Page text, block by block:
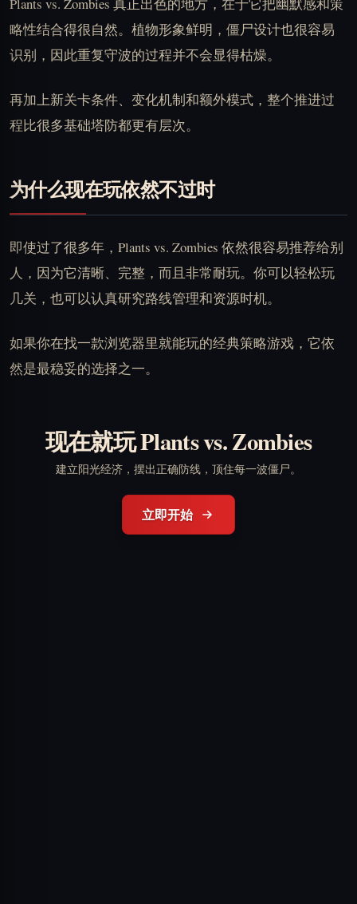
略性结合得很自然。植物形象鲜明，僵尸设计也很容易
识别，因此重复守波的过程并不会显得枯燥。
再加上新关卡条件、变化机制和额外模式，整个推进过
程比很多基础塔防都更有层次。
为什么现在玩依然不过时
即使过了很多年，Plants vs. Zombies 依然很容易推荐给别
人，因为它清晰、完整，而且非常耐玩。你可以轻松玩
几关，也可以认真研究路线管理和资源时机。
如果你在找一款浏览器里就能玩的经典策略游戏，它依
然是最稳妥的选择之一。
现在就玩 Plants vs. Zombies
建立阳光经济，摆出正确防线，顶住每一波僵尸。
立即开始